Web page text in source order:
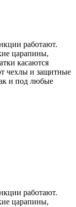
работают.
царапины,
касаются
чехлы и защитные
и под любые
работают.
царапины,